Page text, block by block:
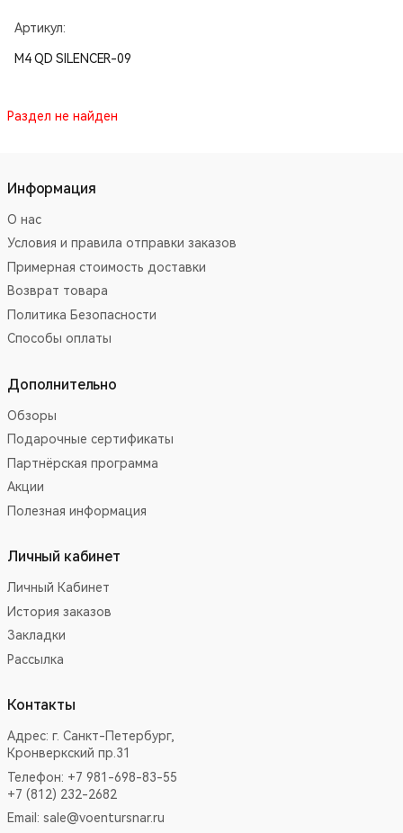
Артикул:
M4 QD SILENCER-09
Раздел не найден
Информация
О нас
Условия и правила отправки заказов
Примерная стоимость доставки
Возврат товара
Политика Безопасности
Способы оплаты
Дополнительно
Обзоры
Подарочные сертификаты
Партнёрская программа
Акции
Полезная информация
Личный кабинет
Личный Кабинет
История заказов
Закладки
Рассылка
Контакты
Адрес: г. Санкт-Петербург,
Кронверкский пр.31
Телефон: +7 981-698-83-55
+7 (812) 232-2682
Email: sale@voentursnar.ru